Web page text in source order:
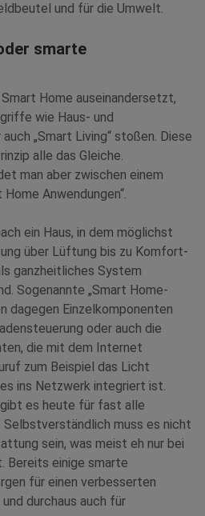
und für die Umwelt.
smarte
Home auseinandersetzt,
wie Haus- und
„Smart Living“ stoßen. Diese
alle das Gleiche.
man aber zwischen einem
Home Anwendungen“.
ein Haus, in dem möglichst
über Lüftung bis zu Komfort-
ganzheitliches System
Sogenannte „Smart Home-
dagegen Einzelkomponenten
oder auch die
die mit dem Internet
zum Beispiel das Licht
ins Netzwerk integriert ist.
es heute für fast alle
Selbstverständlich muss es nicht
sein, was meist eh nur bei
Bereits einige smarte
für einen verbesserten
durchaus auch für